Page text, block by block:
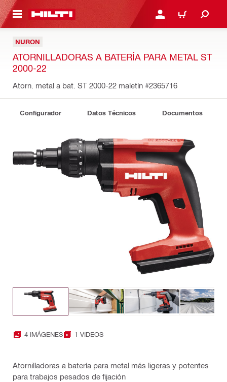
PRINCIPAL INICIE SESIÓN O
CARRITO
NURON
ATORNILLADORAS A BATERÍA PARA METAL ST
2000-22
Atorn. metal a bat. ST 2000-22 maletín #2365716
Configurador Datos Técnicos Documentos
4 IMÁGENES 1 VIDEOS
Atornilladoras a batería para metal más ligeras y potentes
para trabajos pesados de fijación